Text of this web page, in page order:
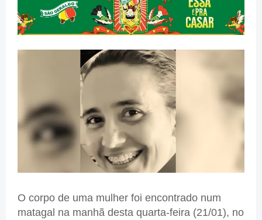
O corpo de uma mulher foi encontrado num
matagal na manhã desta quarta-feira (21/01), no